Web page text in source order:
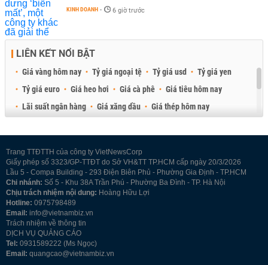
KINH DOANH - 6 giờ trước
LIÊN KẾT NỔI BẬT
Giá vàng hôm nay Tỷ giá ngoại tệ Tỷ giá usd
Tỷ giá yen
Tỷ giá euro
Giá heo hơi Giá cà phê
Giá tiêu hôm nay
Lãi suất ngân hàng
Giá xăng dầu
Giá thép hôm nay
Trang TTĐTTH của công ty VietNewsCorp
Giấy phép số 3323/GP-TTĐT do Sở VH&TT TP.HCM cấp ngày 20/3/2026
Lầu 5 - Compa Building - 293 Điện Biên Phủ - Phường Gia Định - TP.HCM
Chi nhánh: Số 5 - Khu 38A Trần Phú - Phường Ba Đình - TP. Hà Nội
Chịu trách nhiệm nội dung: Hoàng Hữu Lợi
Hotline: 0975798489
Email: info@vietnambiz.vn
Trách nhiệm về thông tin
DỊCH VỤ QUẢNG CÁO
Tel: 0931589222 (Ms Ngọc)
Email: quangcao@vietnambiz.vn